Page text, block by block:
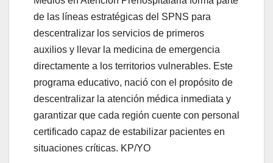
de las líneas estratégicas del SPNS para
descentralizar los servicios de primeros
auxilios y llevar la medicina de emergencia
directamente a los territorios vulnerables. Este
programa educativo, nació con el propósito de
descentralizar la atención médica inmediata y
garantizar que cada región cuente con personal
certificado capaz de estabilizar pacientes en
situaciones críticas. KP/YO